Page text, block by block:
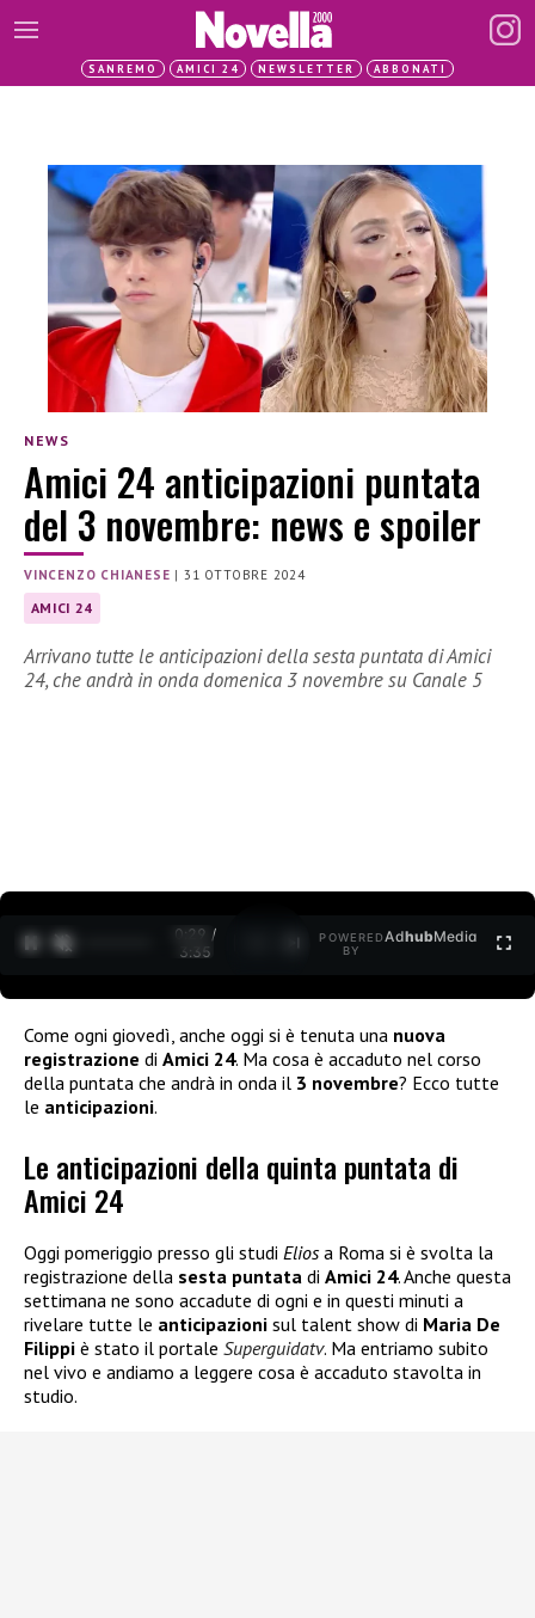
SANREMO AMICI 24 NEWSLETTER ABBONATI
NEWS
Amici 24 anticipazioni puntata
del 3 novembre: news e spoiler
VINCENZO CHIANESE |31 OTTOBRE 2024
AMICI 24
Arrivano tutte le anticipazioni della sesta puntata di Amici
24, che andrà in onda domenica 3 novembre su Canale 5
0:30 /
3:35
POWERED
BY
AdhubMedia
Come ogni giovedì, anche oggi si è tenuta una nuova
registrazione di Amici 24. Ma cosa è accaduto nel corso
della puntata che andrà in onda il 3 novembre? Ecco tutte
le anticipazioni.
Le anticipazioni della quinta puntata di
Amici 24
Oggi pomeriggio presso gli studi Eliosa Roma si è svolta la
registrazione della sesta puntata di Amici 24. Anche questa
settimana ne sono accadute di ogni e in questi minuti a
rivelare tutte le anticipazioni sul talent show di Maria De
Filippi è stato il portale Superguidatv. Ma entriamo subito
nel vivo e andiamo a leggere cosa è accaduto stavolta in
studio.